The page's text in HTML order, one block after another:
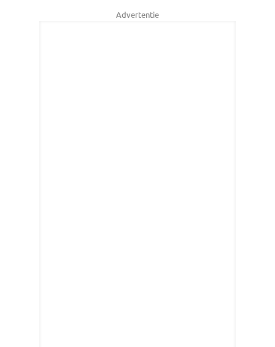
Advertentie